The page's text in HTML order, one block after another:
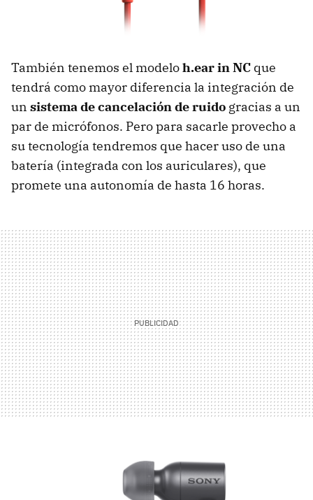
También tenemos el modeloh.ear in NC que
tendrá como mayor diferencia la integración de
un sistema de cancelación de ruido gracias a un
par de micrófonos. Pero para sacarle provecho a
su tecnología tendremos que hacer uso de una
batería (integrada con los auriculares), que
promete una autonomía de hasta 16 horas.